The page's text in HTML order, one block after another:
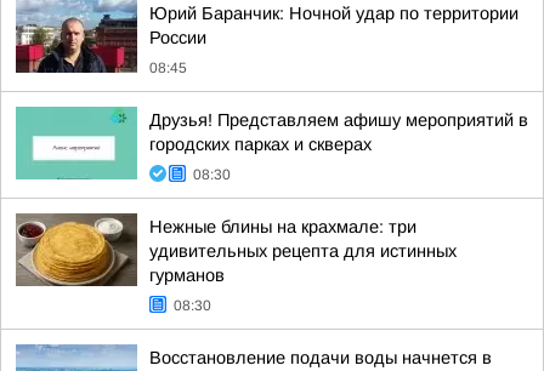
Юрий Баранчик: Ночной удар по территории
России
08:45
Друзья! Представляем афишу мероприятий в
городских парках и скверах
08:30
Нежные блины на крахмале: три
удивительных рецепта для истинных
гурманов
08:30
Восстановление подачи воды начнется в